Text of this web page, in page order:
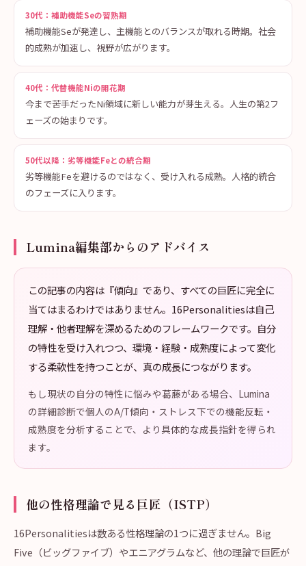
30代：補助機能Seの習熟期
補助機能Seが発達し、主機能とのバランスが取れる時期。社会
的成熟が加速し、視野が広がります。
40代：代替機能Niの開花期
今まで苦手だったNi領域に新しい能力が芽生える。人生の第2フ
ェーズの始まりです。
50代以降：劣等機能Feとの統合期
劣等機能Feを避けるのではなく、受け入れる成熟。人格的統合
のフェーズに入ります。
Lumina編集部からのアドバイス
この記事の内容は『傾向』であり、すべての巨匠に完全に
当てはまるわけではありません。16Personalitiesは自己
理解・他者理解を深めるためのフレームワークです。自分
の特性を受け入れつつ、環境・経験・成熟度によって変化
する柔軟性を持つことが、真の成長につながります。
もし現状の自分の特性に悩みや葛藤がある場合、Lumina
の詳細診断で個人のA/T傾向・ストレス下での機能反転・
成熟度を分析することで、より具体的な成長指針を得られ
ます。
他の性格理論で見る巨匠（ISTP）
16Personalitiesは数ある性格理論の1つに過ぎません。Big
Five（ビッグファイブ）やエニアグラムなど、他の理論で巨匠が